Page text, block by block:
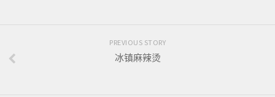
PREVIOUS STORY
冰镇麻辣烫